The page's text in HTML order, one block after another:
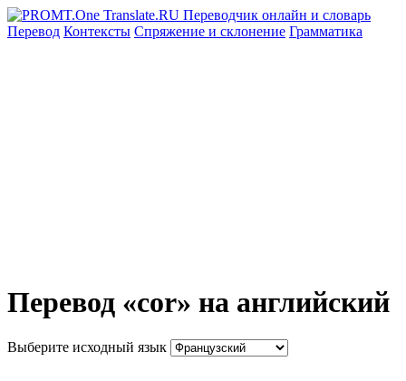
Перевод Контексты Спряжение и склонение Грамматика
Перевод «cor» на английский
Выберите исходный язык